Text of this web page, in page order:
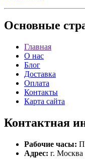
Основные
Главная
О нас
Блог
Доставка
Оплата
Контакты
Карта сайта
Контактная
Рабочие часы:
Адрес: г. Москва